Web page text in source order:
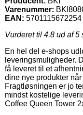
Varenummer:
EAN: 5701115672254
Vurderet til 4.8 ud af 5
En hel del e-shops
leveringsmuligheder.
få leveret til et
dine nye produkter
Fragtløsningen er jo
mindst kostelige
Coffee Queen Tower